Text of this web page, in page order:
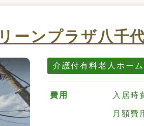
ーンプラザ八千
介護付有料老人ホーム
費用 入居時
月額費